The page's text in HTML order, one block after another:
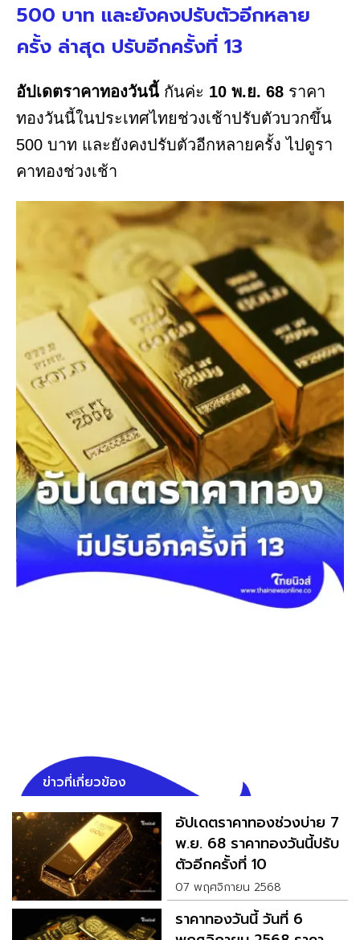
500 บาท และยังคงปรับตัวอีกหลาย
ครั้ง ล่าสุด ปรับอีกครั้งที่ 13
อัปเดตราคาทองวันนี้ กันค่ะ 10 พ.ย. 68 ราคา
ทองวันนี้ในประเทศไทยช่วงเช้าปรับตัวบวกขึ้น
500 บาท และยังคงปรับตัวอีกหลายครั้ง ไปดูรา
คาทองช่วงเช้า
ข่าวที่เกี่ยวข้อง
อัปเดตราคาทองช่วงบ่าย 7
พ.ย. 68 ราคาทองวันนี้ปรับ
ตัวอีกครั้งที่ 10
07 พฤศจิกายน 2568
ราคาทองวันนี้ วันที่ 6